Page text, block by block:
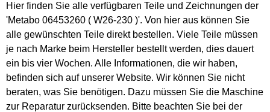
Hier finden Sie alle verfügbaren Teile und Zeichnungen der
'Metabo 06453260 ( W26-230 )'. Von hier aus können Sie
alle gewünschten Teile direkt bestellen. Viele Teile müssen
je nach Marke beim Hersteller bestellt werden, dies dauert
ein bis vier Wochen. Alle Informationen, die wir haben,
befinden sich auf unserer Website. Wir können Sie nicht
beraten, was Sie benötigen. Dazu müssen Sie die Maschine
zur Reparatur zurücksenden. Bitte beachten Sie bei der